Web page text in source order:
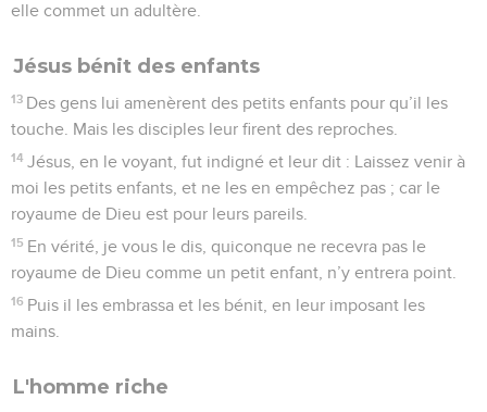
elle commet un adultère.
Jésus bénit des enfants
13 Des gens lui amenèrent des petits enfants pour qu’il les
touche. Mais les disciples leur firent des reproches.
14 Jésus, en le voyant, fut indigné et leur dit : Laissez venir à
moi les petits enfants, et ne les en empêchez pas ; car le
royaume de Dieu est pour leurs pareils.
15 En vérité, je vous le dis, quiconque ne recevra pas le
royaume de Dieu comme un petit enfant, n’y entrera point.
16 Puis il les embrassa et les bénit, en leur imposant les
mains.
L'homme riche